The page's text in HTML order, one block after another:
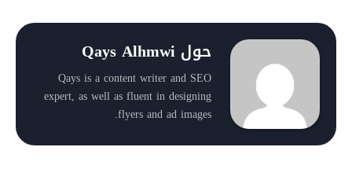
حول Qays Alhmwi
Qays is a content writer and SEO
expert, as well as fluent in designing
flyers and ad images.